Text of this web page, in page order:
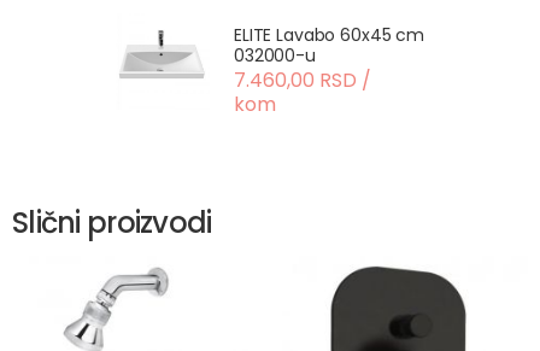
ELITE Lavabo 60x45 cm
032000-u
7.460,00 RSD /
kom
Slični proizvodi